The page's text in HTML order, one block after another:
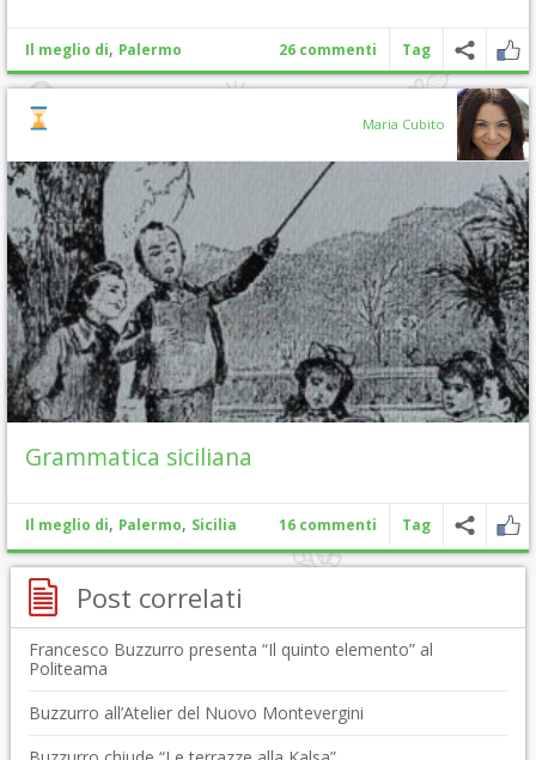
Il meglio di, Palermo 26 commenti Tag
Maria Cubito
Grammatica siciliana
Il meglio di, Palermo, Sicilia 16 commenti Tag
Post correlati
Francesco Buzzurro presenta “Il quinto elemento” al
Politeama
Buzzurro all’Atelier del Nuovo Montevergini